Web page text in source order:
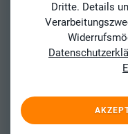
Dritte. Details